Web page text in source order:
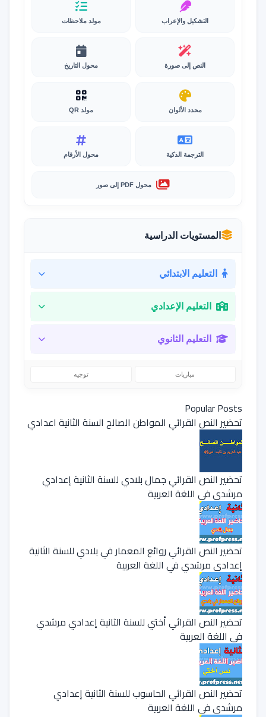
التشكيل والإعراب مولد ملاحظات
النص إلى صورة محول التاريخ
محدد الألوان مولد QR
الترجمة الذكية محول الأرقام
محول PDF إلى صور
المستويات الدراسية
التعليم الابتدائي
التعليم الإعدادي
التعليم الثانوي
مباريات توجيه
Popular Posts
تحضير النص القرائي المواطن الصالح السنة الثانية اعدادي
تحضير النص القرائي جمال بلادي للسنة الثانية إعدادي
مرشدي في اللغة العربية
تحضير النص القرائي روائع المعمار في بلادي للسنة الثانية
إعدادي مرشدي في اللغة العربية
تحضير النص القرائي أختي للسنة الثانية إعدادي مرشدي
في اللغة العربية
تحضير النص القرائي الحاسوب للسنة الثانية إعدادي
مرشدي في اللغة العربية